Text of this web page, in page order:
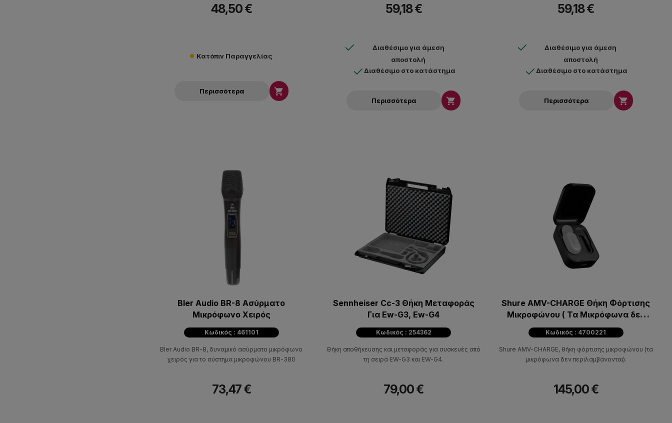
48,50 €
Κατόπιν Παραγγελίας
Περισσότερα 
59,18 €
Διαθέσιμο για άμεση
αποστολή
Διαθέσιμο στο κατάστημα
Περισσότερα 
59,18 €
Διαθέσιμο για άμεση
αποστολή
Διαθέσιμο στο κατάστημα
Περισσότερα 
Bler Audio BR-8 Ασύρματο
Μικρόφωνο Χειρός
Κωδικός : 461101
Bler Audio BR-8, δυναμικό ασύρματο μικρόφωνο
χειρός για το σύστημα μικροφώνου BR-380
73,47 €
Sennheiser Cc-3 Θήκη Μεταφοράς
Για Ew-G3, Ew-G4
Κωδικός : 254362
Θήκη αποθήκευσης και μεταφοράς για συσκευές από
τη σειρά EW-G3 και EW-G4.
79,00 €
Shure AMV-CHARGE Θήκη Φόρτισης
Μικροφώνου ( Τα Μικρόφωνα δεν
περιλαμβάνονται)
Κωδικός : 4700221
Shure AMV-CHARGE, θήκη φόρτισης μικροφώνου (τα
μικρόφωνα δεν περιλαμβάνονται).
145,00 €